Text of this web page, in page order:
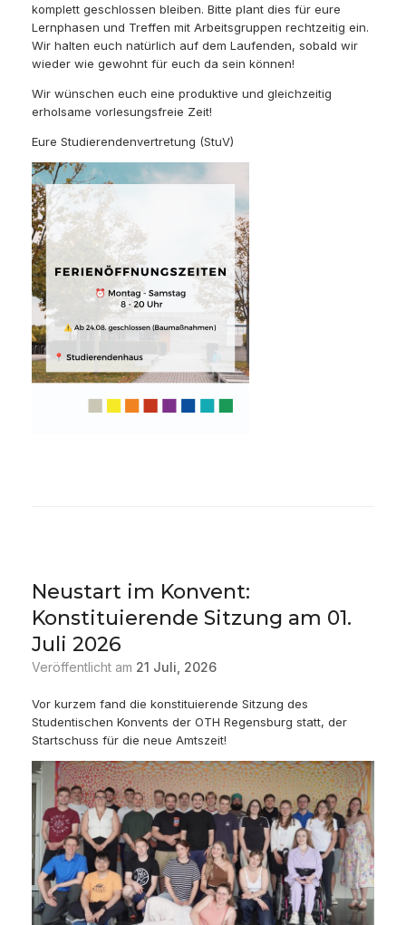
komplett geschlossen bleiben. Bitte plant dies für eure
Lernphasen und Treffen mit Arbeitsgruppen rechtzeitig ein.
Wir halten euch natürlich auf dem Laufenden, sobald wir
wieder wie gewohnt für euch da sein können!
Wir wünschen euch eine produktive und gleichzeitig
erholsame vorlesungsfreie Zeit!
Eure Studierendenvertretung (StuV)
Neustart im Konvent:
Konstituierende Sitzung am 01.
Juli 2026
Veröffentlicht am 21 Juli, 2026
Vor kurzem fand die konstituierende Sitzung des
Studentischen Konvents der OTH Regensburg statt, der
Startschuss für die neue Amtszeit!